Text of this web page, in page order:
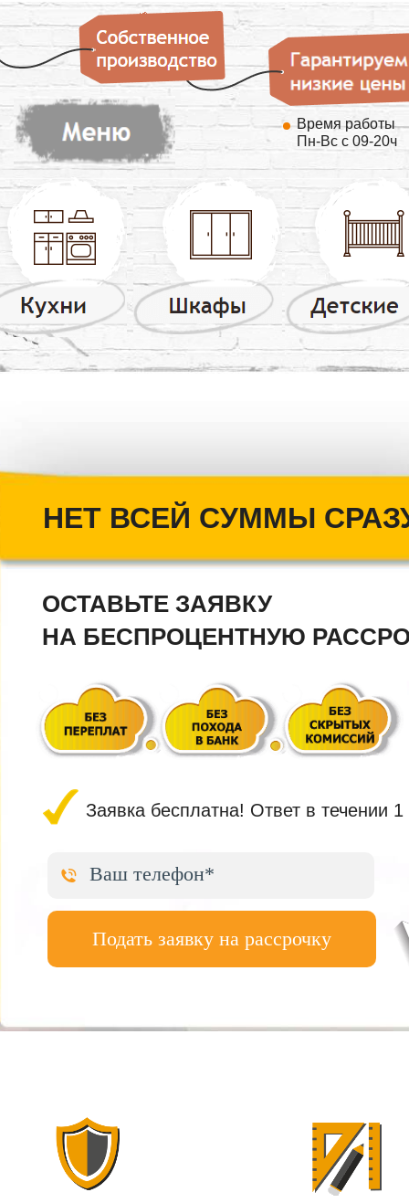
Время работы
Пн-Вс с 09-20ч
Заявка бесплатна! Ответ в течении
Подать заявку на рассрочку
НА БЕСПРОЦЕНТНУЮ
НЕТ ВСЕЙ СУММЫ
ОСТАВЬТЕ ЗАЯВКУ